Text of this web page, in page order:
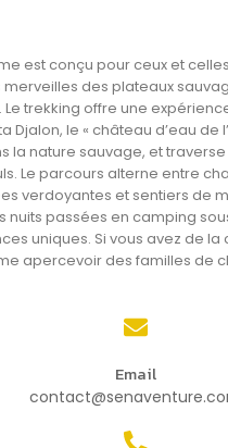
est conçu pour ceux et
des plateaux
Le trekking offre une
Djalon, le « château d’eau de
la nature sauvage, et
Le parcours alterne entre
verdoyantes et sentiers de
nuits passées en camping
uniques. Si vous avez de la
apercevoir des familles de
Email